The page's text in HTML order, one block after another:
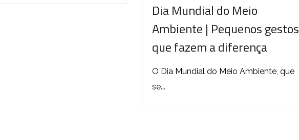
Dia Mundial do Meio
Ambiente | Pequenos gestos
que fazem a diferença
O Dia Mundial do Meio Ambiente, que
se...